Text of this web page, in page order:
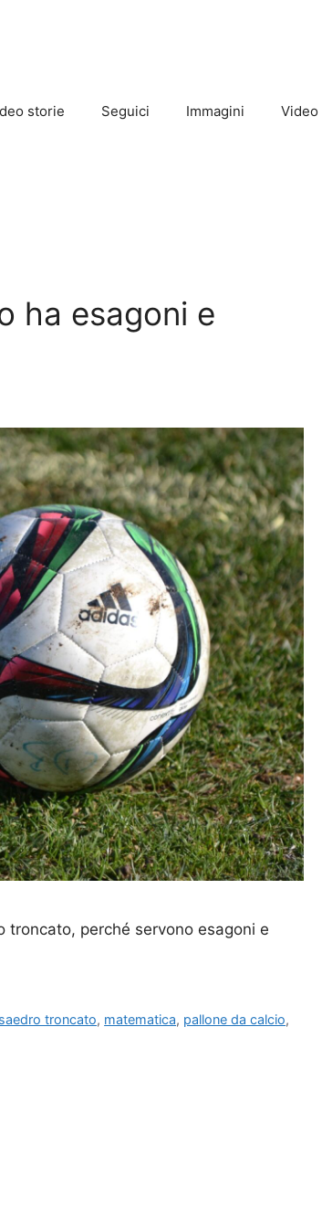
storie Seguici Immagini Video
ha esagoni e
troncato, perché servono esagoni e
troncato, matematica, pallone da calcio,